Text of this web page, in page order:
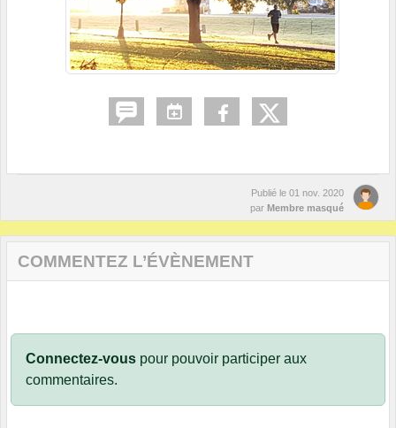
Publié le 01 nov. 2020
par Membre masqué
COMMENTEZ L’ÉVÈNEMENT
Connectez-vous pour pouvoir participer aux
commentaires.